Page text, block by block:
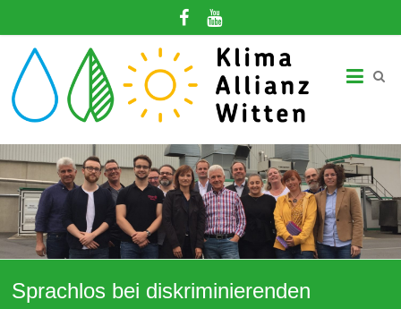
springen
Klima-
Allianz
Witten
Gemeinsam
eine
klimagerechte
Zukunft!
Sprachlos bei diskriminierenden